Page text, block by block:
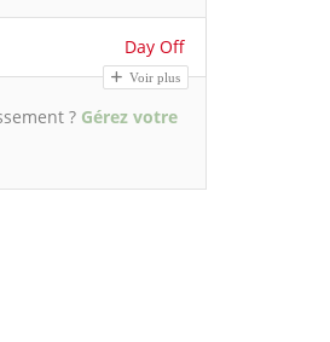
Day Off
Voir plus
? Gérez votre